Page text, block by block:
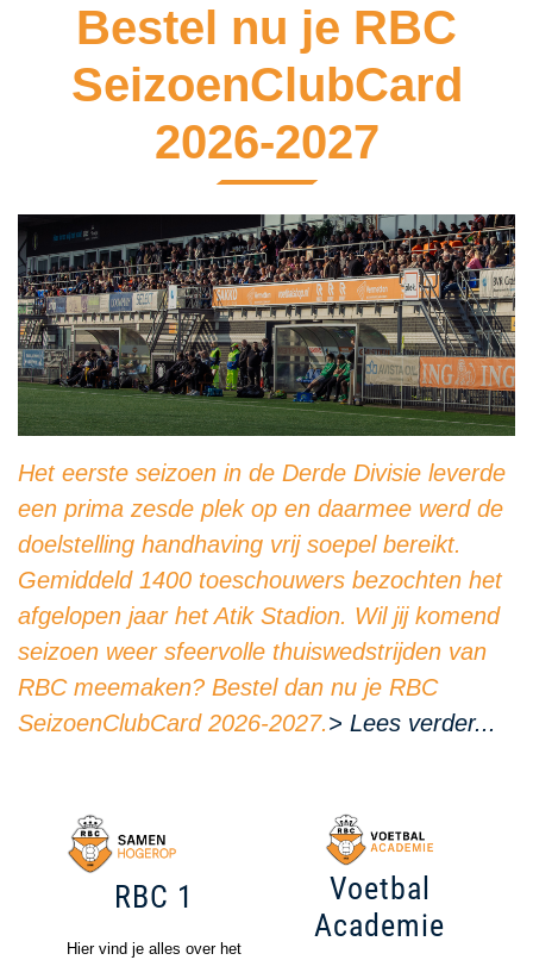
Bestel nu je RBC
SeizoenClubCard
2026-2027
Het eerste seizoen in de Derde Divisie leverde
een prima zesde plek op en daarmee werd de
doelstelling handhaving vrij soepel bereikt.
Gemiddeld 1400 toeschouwers bezochten het
afgelopen jaar het Atik Stadion. Wil jij komend
seizoen weer sfeervolle thuiswedstrijden van
RBC meemaken? Bestel dan nu je RBC
SeizoenClubCard 2026-2027.> Lees verder...
RBC 1
Hier vind je alles over het
Voetbal
Academie